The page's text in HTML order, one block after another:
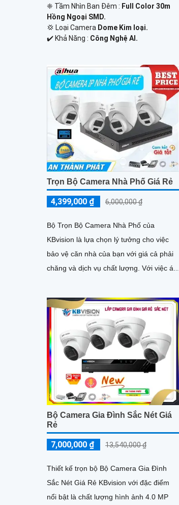
❈ Tầm Nhìn Ban Đêm : Full Color 30m
Hồng Ngoại SMD.
💢 Loại Camera Dome Kim loại.
️✔️ Khả Năng : Công Nghệ AI.
Trọn Bộ Camera Nhà Phố Giá Rẻ
4,399,000 ₫ 6,000,000 ₫
Bộ Trọn Bộ Camera Nhà Phố của
KBvision là lựa chọn lý tưởng cho việc
bảo vệ căn nhà của bạn với giá cả phải
chăng và dịch vụ chất lượng. Với việc áp
này được trang bị tính năng tích hợp cho
khả năng thu hình chất lượng cao
Bộ Camera Gia Đình Sắc Nét Giá
Rẻ
7,000,000 ₫ 13,540,000 ₫
Thiết kế trọn bộ Bộ Camera Gia Đình
Sắc Nét Giá Rẻ KBvision với đặc điểm
nổi bật là chất lượng hình ảnh 4.0 MP